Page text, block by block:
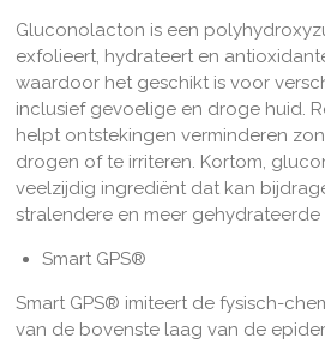
Gluconolacton is een
exfolieert, hydrateert en
waardoor het geschikt is voor
inclusief gevoelige en droge huid.
helpt ontstekingen verminderen
drogen of te irriteren. Kortom,
veelzijdig ingrediënt dat kan
stralendere en meer gehydrateerde
Smart GPS®
Smart GPS® imiteert de fysisch-
van de bovenste laag van de